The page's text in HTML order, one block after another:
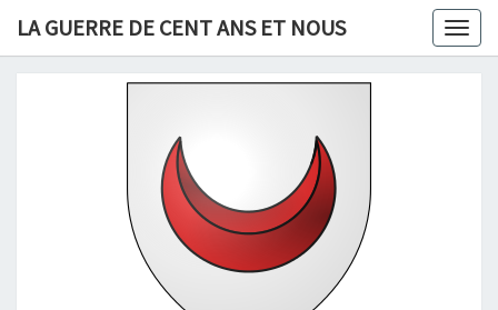
content
LA GUERRE DE CENT ANS ET NOUS